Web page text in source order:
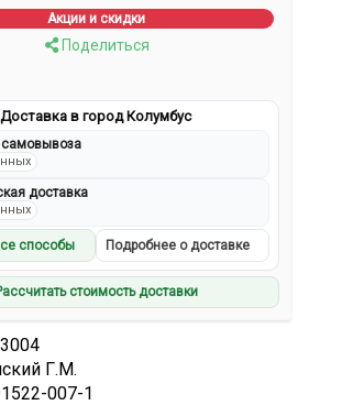
Акции и скидки
Поделиться
Доставка в город Колумбус
самовывоза
доставка
способы Подробнее о доставке
стоимость доставки
Г.М.
007-1